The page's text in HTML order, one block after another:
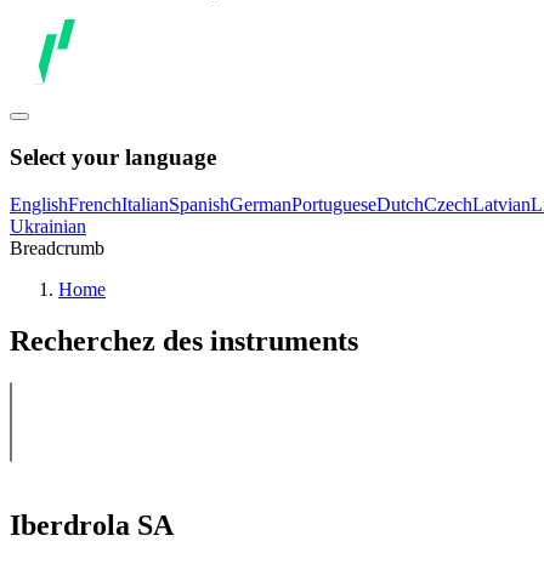
Select your language
EnglishFrenchItalianSpanishGermanPortugueseDutchCzechLatvian
Ukrainian
Breadcrumb
Home
Recherchez des instruments
Iberdrola SA